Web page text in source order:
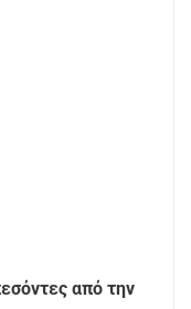
από την